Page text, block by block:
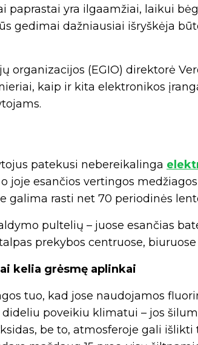
paprastai yra ilgaamžiai, laikui
gedimai dažniausiai išryškėja
(EGIO) direktorė
kaip ir kita elektronikos
patekusi nebereikalinga
joje esančios vertingos
galima rasti net 70 periodinės
pultelių – juose esančias
prekybos centruose, biuruose
kelia grėsmę aplinkai
tuo, kad jose naudojamos
poveikiu klimatui – jos
be to, atmosferoje gali